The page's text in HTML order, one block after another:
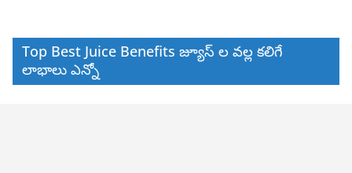
Top Best Juice Benefits జ్యూస్ ల వల్ల కలిగే
లాభాలు ఎన్నో